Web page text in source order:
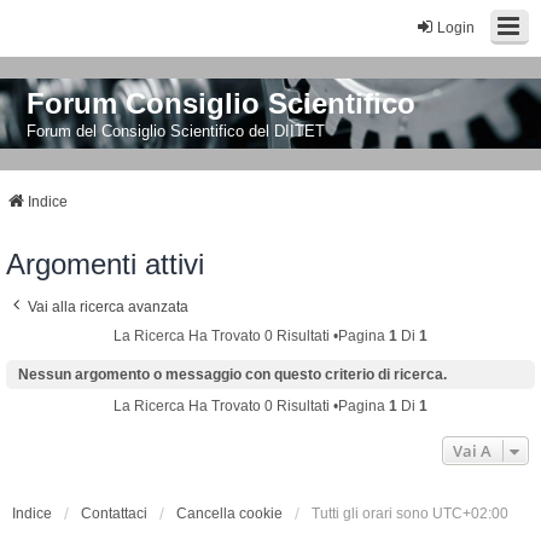
Login
Forum Consiglio Scientifico
Forum del Consiglio Scientifico del DIITET
Indice
Argomenti attivi
Vai alla ricerca avanzata
La Ricerca Ha Trovato 0 Risultati •Pagina 1 Di 1
Nessun argomento o messaggio con questo criterio di ricerca.
La Ricerca Ha Trovato 0 Risultati •Pagina 1 Di 1
Vai A
Indice Contattaci Cancella cookie Tutti gli orari sono UTC+02:00